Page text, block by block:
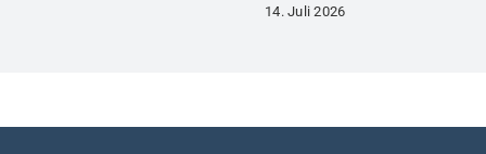
14. Juli 2026